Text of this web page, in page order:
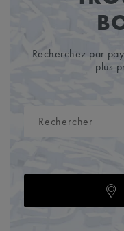
Recherchez par
plus